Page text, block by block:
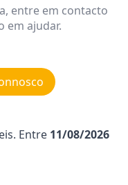
entre em contacto
em ajudar.
Entre 11/08/2026